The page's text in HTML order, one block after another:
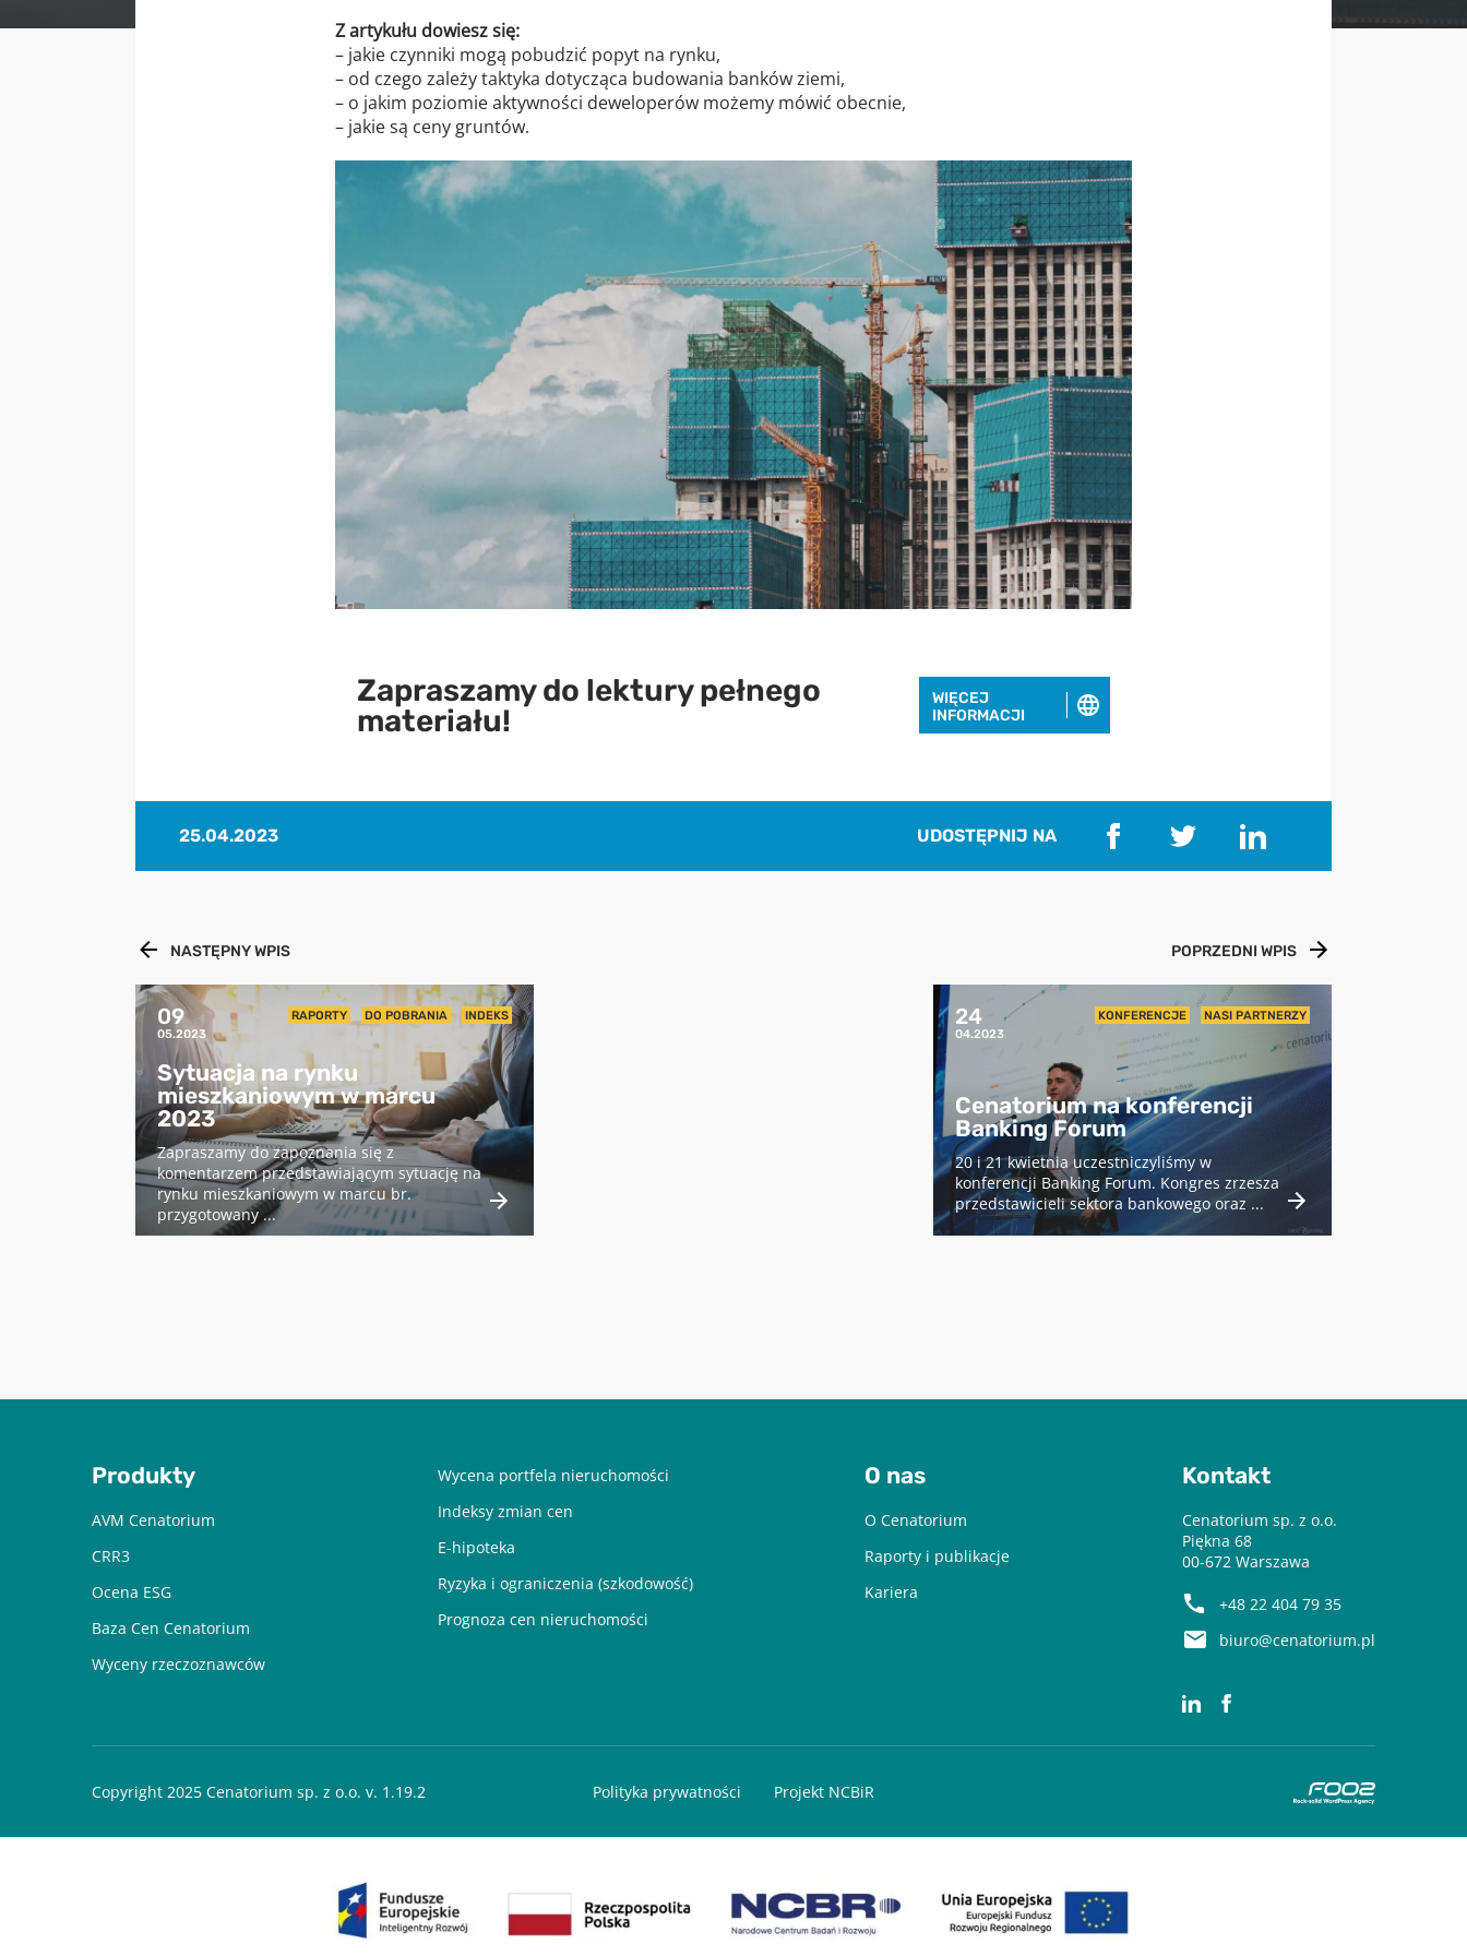
Z artykułu dowiesz się:
– jakie czynniki mogą pobudzić popyt na rynku,
– od czego zależy taktyka dotycząca budowania banków ziemi,
– o jakim poziomie aktywności deweloperów możemy mówić obecnie,
– jakie są ceny gruntów.
Zapraszamy do lektury pełnego
materiału!
WIĘCEJ
INFORMACJI
Pobierz raport
aby pobrać raport podaj swój adres email
POBIERZ
Chcę otrzymywać treści o charakterze marketingowym drogą e-mail od
25.04.2023 UDOSTĘPNIJ NA
NASTĘPNY WPIS
09
05.2023
RAPORTY DO POBRANIA INDEKS
Sytuacja na rynku
mieszkaniowym w marcu
2023
Zapraszamy do zapoznania się z
komentarzem przedstawiającym sytuację na
rynku mieszkaniowym w marcu br.
przygotowany ...
POPRZEDNI WPIS
24
04.2023
KONFERENCJE NASI PARTNERZY
Cenatorium na konferencji
Banking Forum
20 i 21 kwietnia uczestniczyliśmy w
konferencji Banking Forum. Kongres zrzesza
przedstawicieli sektora bankowego oraz ...
Produkty
AVM Cenatorium
CRR3
Ocena ESG
Baza Cen Cenatorium
Wyceny rzeczoznawców
Wycena portfela nieruchomości
Indeksy zmian cen
E-hipoteka
Ryzyka i ograniczenia (szkodowość)
Prognoza cen nieruchomości
O nas
O Cenatorium
Raporty i publikacje
Kariera
Kontakt
Cenatorium sp. z o.o.
Piękna 68
00-672 Warszawa
+48 22 404 79 35
biuro@cenatorium.pl
Copyright 2025 Cenatorium sp. z o.o. v. 1.19.2 Polityka prywatności Projekt NCBiR